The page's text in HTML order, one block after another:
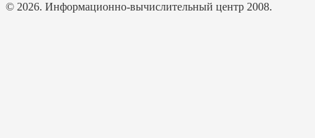
© 2026. Информационно-вычислительный центр 2008.